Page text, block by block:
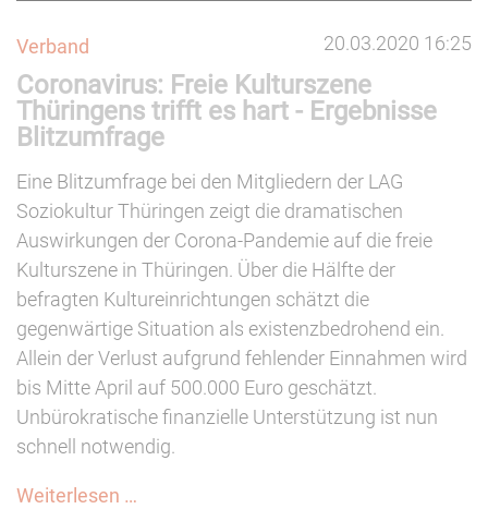
Grütters:
"Rettungsschirm
für
Kulturbereich"
20.03.2020 16:25
Verband
Coronavirus: Freie Kulturszene
Thüringens trifft es hart - Ergebnisse
Blitzumfrage
Eine Blitzumfrage bei den Mitgliedern der LAG
Soziokultur Thüringen zeigt die dramatischen
Auswirkungen der Corona-Pandemie auf die freie
Kulturszene in Thüringen. Über die Hälfte der
befragten Kultureinrichtungen schätzt die
gegenwärtige Situation als existenzbedrohend ein.
Allein der Verlust aufgrund fehlender Einnahmen wird
bis Mitte April auf 500.000 Euro geschätzt.
Unbürokratische finanzielle Unterstützung ist nun
schnell notwendig.
Weiterlesen …